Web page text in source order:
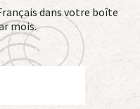
dans votre boîte
mois.